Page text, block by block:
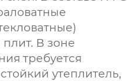
В зоне
требуется
утеплитель,